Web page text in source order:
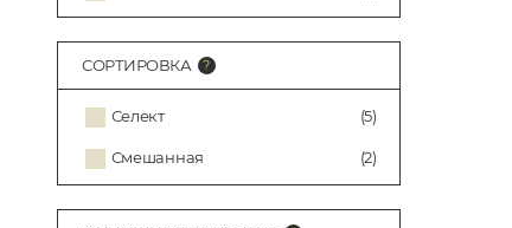
СОРТИРОВКА
Селект (5)
Смешанная (2)